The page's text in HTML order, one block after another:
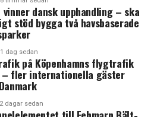
festival har i år, utöver en
artister, många stora
spelschemat.
namnen finns utöver
Macklemore & Ryan Lewis,
Impala, Tenacious D och
dansk upphandling – ska
stöd bygga två havsbaserade
1 dag sedan
på Köpenhamns flygtrafik
fler internationella gäster
2 dagar sedan